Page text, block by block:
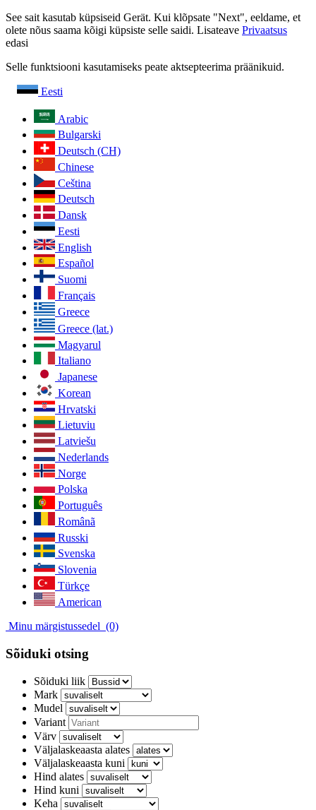
See sait kasutab küpsiseid Gerät. Kui klõpsate "Next", eeldame, et
olete nõus saama kõigi küpsiste selle saidi. Lisateave Privaatsus
edasi
Selle funktsiooni kasutamiseks peate aktsepteerima präänikuid.
Eesti
Arabic
Bulgarski
Deutsch (CH)
Chinese
Ceština
Deutsch
Dansk
Eesti
English
Español
Suomi
Français
Greece
Greece (lat.)
Magyarul
Italiano
Japanese
Korean
Hrvatski
Lietuviu
Latviešu
Nederlands
Norge
Polska
Português
Românã
Russki
Svenska
Slovenia
Türkçe
American
Minu märgistussedel (0)
Sõiduki otsing
Sõiduki liik
Mark
Mudel
Variant
Värv
Väljalaskeaasta alates
Väljalaskeaasta kuni
Hind alates
Hind kuni
Keha